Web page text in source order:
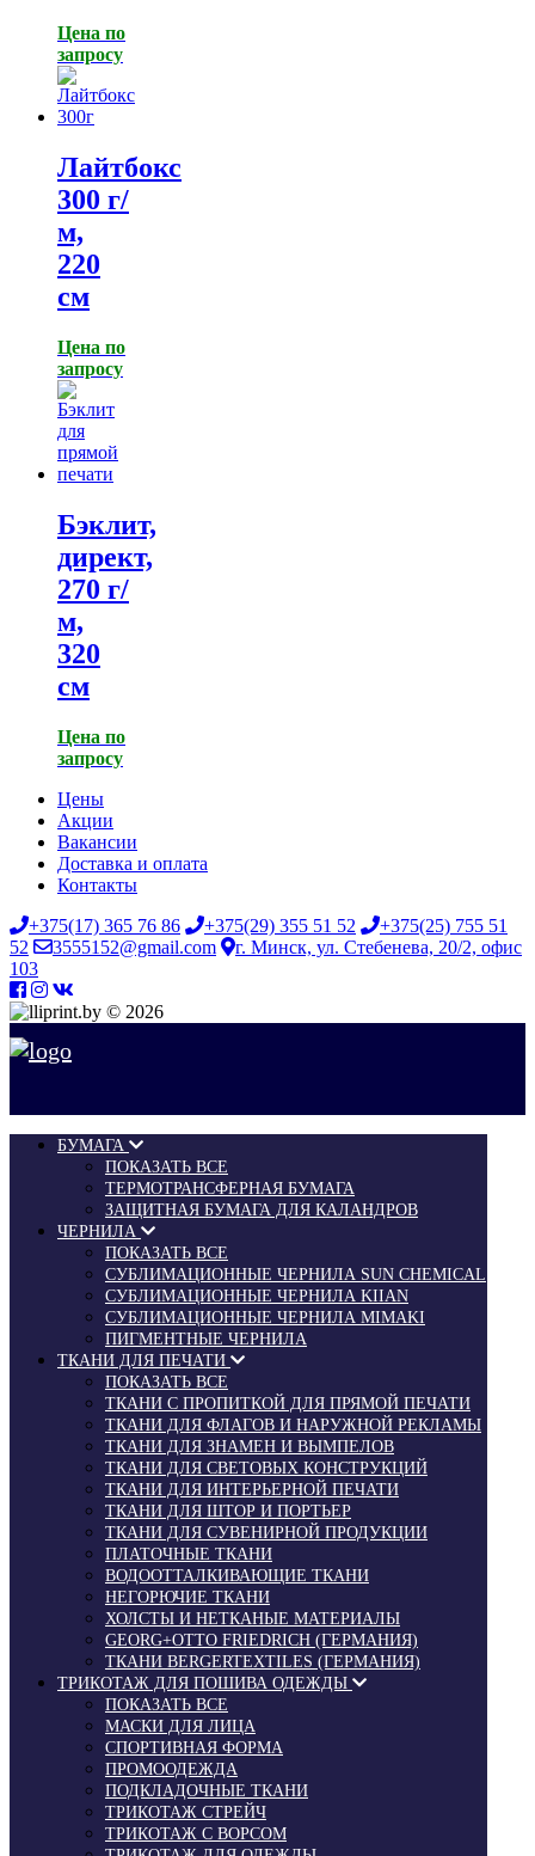
Цена по
запросу
Лайтбокс
300 г/
м,
220
см
Цена по
запросу
Бэклит,
директ,
270 г/
м,
320
см
Цена по
запросу
Цены
Акции
Вакансии
Доставка и оплата
Контакты
+375(17) 365 76 86
+375(29) 355 51 52
+375(25) 755 51
52
3555152@gmail.com
г. Минск, ул. Стебенева, 20/2, офис
103
© 2026
БУМАГА
ПОКАЗАТЬ ВСЕ
ТЕРМОТРАНСФЕРНАЯ БУМАГА
ЗАЩИТНАЯ БУМАГА ДЛЯ КАЛАНДРОВ
ЧЕРНИЛА
ПОКАЗАТЬ ВСЕ
СУБЛИМАЦИОННЫЕ ЧЕРНИЛА SUN CHEMICAL
СУБЛИМАЦИОННЫЕ ЧЕРНИЛА KIIAN
СУБЛИМАЦИОННЫЕ ЧЕРНИЛА MIMAKI
ПИГМЕНТНЫЕ ЧЕРНИЛА
ТКАНИ ДЛЯ ПЕЧАТИ
ПОКАЗАТЬ ВСЕ
ТКАНИ С ПРОПИТКОЙ ДЛЯ ПРЯМОЙ ПЕЧАТИ
ТКАНИ ДЛЯ ФЛАГОВ И НАРУЖНОЙ РЕКЛАМЫ
ТКАНИ ДЛЯ ЗНАМЕН И ВЫМПЕЛОВ
ТКАНИ ДЛЯ СВЕТОВЫХ КОНСТРУКЦИЙ
ТКАНИ ДЛЯ ИНТЕРЬЕРНОЙ ПЕЧАТИ
ТКАНИ ДЛЯ ШТОР И ПОРТЬЕР
ТКАНИ ДЛЯ СУВЕНИРНОЙ ПРОДУКЦИИ
ПЛАТОЧНЫЕ ТКАНИ
ВОДООТТАЛКИВАЮЩИЕ ТКАНИ
НЕГОРЮЧИЕ ТКАНИ
ХОЛСТЫ И НЕТКАНЫЕ МАТЕРИАЛЫ
GEORG+OTTO FRIEDRICH (ГЕРМАНИЯ)
ТКАНИ BERGERTEXTILES (ГЕРМАНИЯ)
ТРИКОТАЖ ДЛЯ ПОШИВА ОДЕЖДЫ
ПОКАЗАТЬ ВСЕ
МАСКИ ДЛЯ ЛИЦА
СПОРТИВНАЯ ФОРМА
ПРОМООДЕЖДА
ПОДКЛАДОЧНЫЕ ТКАНИ
ТРИКОТАЖ СТРЕЙЧ
ТРИКОТАЖ С ВОРСОМ